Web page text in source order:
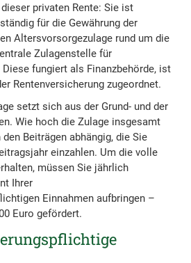
privaten Rente: Sie ist
für die Gewährung der
Altersvorsorgezulage rund um die
Zulagenstelle für
fungiert als Finanzbehörde, ist
Rentenversicherung zugeordnet.
setzt sich aus der Grund- und der
Wie hoch die Zulage insgesamt
Beiträgen abhängig, die Sie
einzahlen. Um die volle
müssen Sie jährlich
Ihrer
Einnahmen aufbringen –
Euro gefördert.